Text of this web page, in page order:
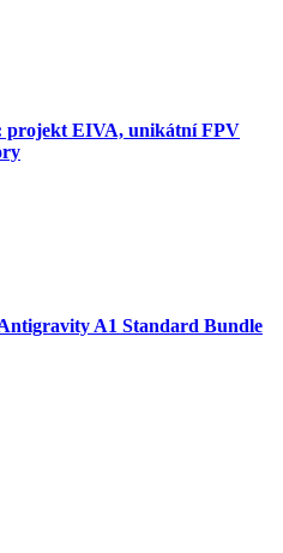
projekt EIVA, unikátní FPV
A1 Standard Bundle